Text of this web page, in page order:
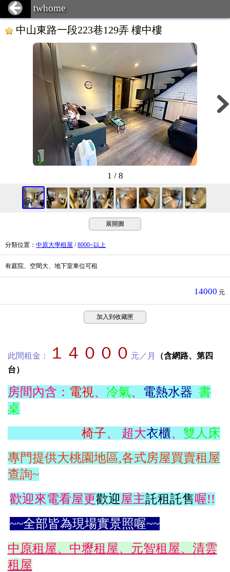
twhome
中山東路一段223巷129弄 樓中樓
1 / 8
展開圖
分類位置 ： 中原大學租屋 /8000~以上
有庭院、空間大、地下室車位可租
14000 元
加入到收藏匣
此間租金： １４０００ 元／月
（含網路、第四
台）
房間內含： 電視、 冷氣、 電熱水器 書
桌
椅子、 超大衣櫃、 雙人床
專門提供大桃園地區,各式房屋買賣租屋
查詢~
歡迎來電看屋更歡迎屋主託租託售喔!!
~~全部皆為現場實景照喔~~
中原租屋、中壢租屋、元智租屋、清雲
租屋